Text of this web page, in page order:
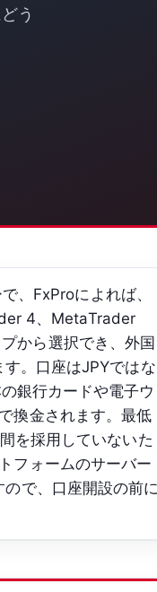
う
、FxProによれば、
4、MetaTrader
から選択でき、外国
。口座はJPYではな
銀行カードや電子ウ
換金されます。最低
を採用していないた
フォームのサーバー
で、口座開設の前に